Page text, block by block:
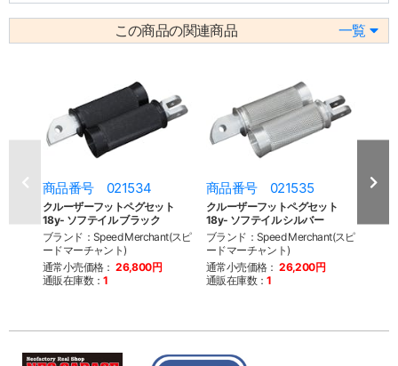
この商品の関連商品 一覧
商品番号 021534
クルーザーフットペグセット
18y- ソフテイル ブラック
ブランド：Speed Merchant(スピ
ードマーチャント)
通常小売価格： 26,800円
通販在庫数：1
商品番号 021535
クルーザーフットペグセット
18y- ソフテイル シルバー
ブランド：Speed Merchant(スピ
ードマーチャント)
通常小売価格： 26,200円
通販在庫数：1
商